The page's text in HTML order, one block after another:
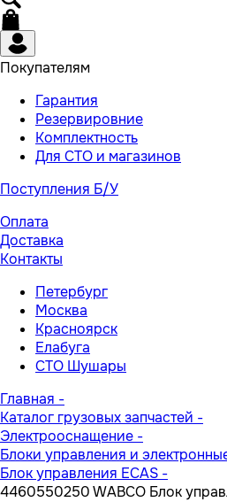
Покупателям
Гарантия
Резервировние
Комплектность
Для СТО и магазинов
Поступления Б/У
Оплата
Доставка
Контакты
Петербург
Москва
Красноярск
Елабуга
СТО Шушары
Главная -
Каталог грузовых запчастей -
Электрооснащение -
Блоки управления и
Блок управления ECAS -
4460550250 WABCO Блок